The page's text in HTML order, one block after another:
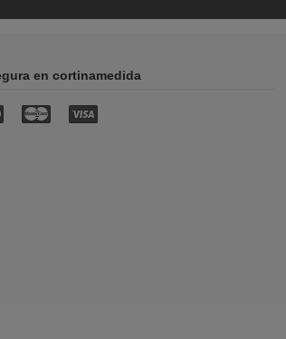
en cortinamedida